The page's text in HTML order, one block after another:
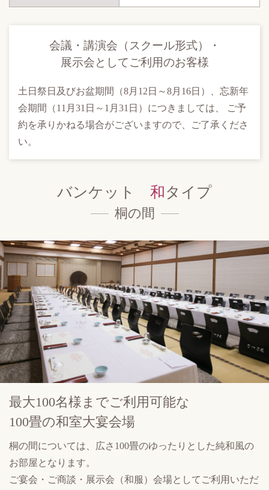
会議・ 講演会（スクール形式）・
展示会としてご利用のお客様
土日祭日及びお盆期間（8月12日～8月16日）、忘新年
会期間（11月31日～1月31日）につきましては、 ご予
約を承りかねる場合がございますので、ご了承くださ
い。
バンケット 和タイプ
桐の間
最大100名様までご利用可能な
100畳の和室大宴会場
桐の間については、広さ100畳のゆったりとした純和風の
お部屋となります。
ご宴会・ご商談・展示会（和服）会場としてご利用いただ